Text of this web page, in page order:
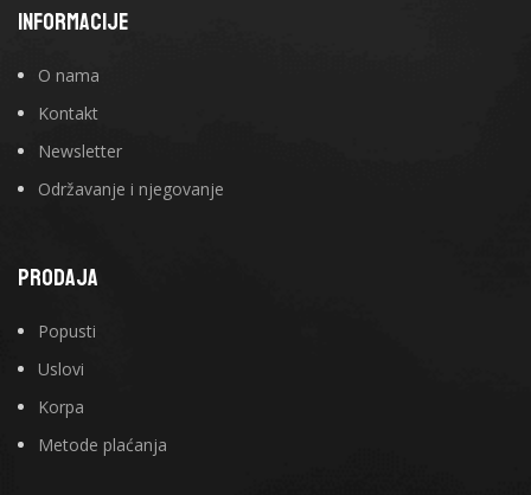
INFORMACIJE
O nama
Kontakt
Newsletter
Održavanje i njegovanje
PRODAJA
Popusti
Uslovi
Korpa
Metode plaćanja